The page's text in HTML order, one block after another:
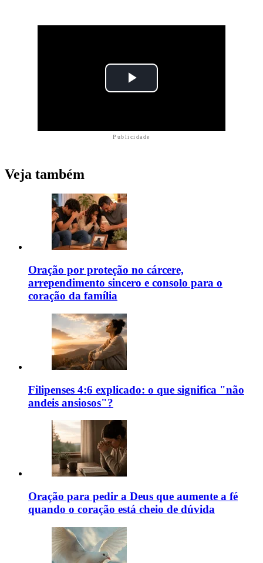
Publicidade
Veja também
Oração por proteção no cárcere,
arrependimento sincero e consolo para o
coração da família
Filipenses 4:6 explicado: o que significa "não
andeis ansiosos"?
Oração para pedir a Deus que aumente a fé
quando o coração está cheio de dúvida